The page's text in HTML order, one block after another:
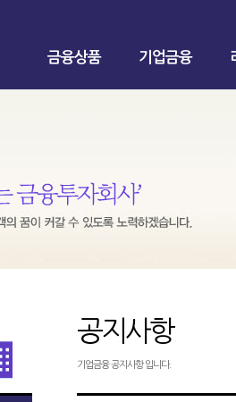
금융상품 기업금융
공지사항
기업금융 공지사항 입니다.